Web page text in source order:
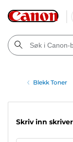
Blekk Toner
Skriv inn